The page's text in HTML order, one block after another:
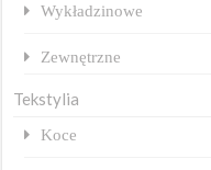
Wykładzinowe
Zewnętrzne
Tekstylia
Koce